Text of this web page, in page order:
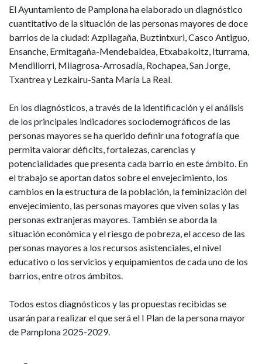
El Ayuntamiento de Pamplona ha elaborado un diagnóstico
cuantitativo de la situación de las personas mayores de doce
barrios de la ciudad: Azpilagaña, Buztintxuri, Casco Antiguo,
Ensanche, Ermitagaña-Mendebaldea, Etxabakoitz, Iturrama,
Mendillorri, Milagrosa-Arrosadía, Rochapea, San Jorge,
Txantrea y Lezkairu-Santa María La Real.
En los diagnósticos, a través de la identificación y el análisis
de los principales indicadores sociodemográficos de las
personas mayores se ha querido definir una fotografía que
permita valorar déficits, fortalezas, carencias y
potencialidades que presenta cada barrio en este ámbito. En
el trabajo se aportan datos sobre el envejecimiento, los
cambios en la estructura de la población, la feminización del
envejecimiento, las personas mayores que viven solas y las
personas extranjeras mayores. También se aborda la
situación económica y el riesgo de pobreza, el acceso de las
personas mayores a los recursos asistenciales, el nivel
educativo o los servicios y equipamientos de cada uno de los
barrios, entre otros ámbitos.
Todos estos diagnósticos y las propuestas recibidas se
usarán para realizar el que será el I Plan de la persona mayor
de Pamplona 2025-2029.